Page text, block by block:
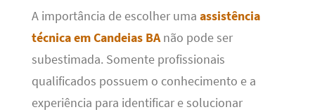
A importância de escolher uma assistência
técnica em Candeias BAnão pode ser
subestimada. Somente profissionais
qualificados possuem o conhecimento e a
experiência para identificar e solucionar